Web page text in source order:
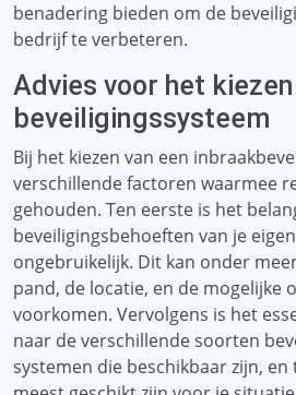
benadering bieden om de
bedrijf te verbeteren.
Advies voor het
beveiligingssysteem
Bij het kiezen van een
verschillende factoren waarmee
gehouden. Ten eerste is het
beveiligingsbehoeften van je
ongebruikelijk. Dit kan onder
pand, de locatie, en de mogelijke
voorkomen. Vervolgens is het
naar de verschillende soorten
systemen die beschikbaar zijn,